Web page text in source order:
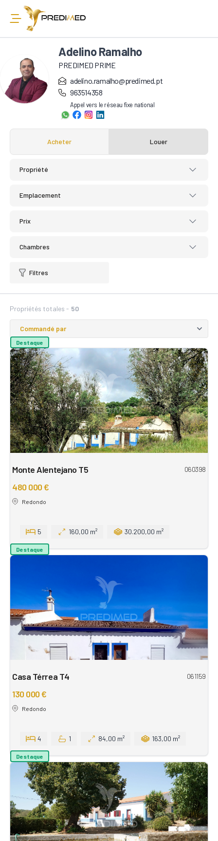
Adelino Ramalho
PREDIMED PRIME
adelino.ramalho@predimed.pt
963514358
Appel vers le réseau fixe national
Acheter Louer
Propriété
Emplacement
Prix
Chambres
Filtres
Propriétés totales - 50
Destaque
Monte Alentejano T5 060398
480 000 €
Redondo
5 160,00 m² 30.200,00 m²
Destaque
Casa Térrea T4 061159
130 000 €
Redondo
4 1 84,00 m² 163,00 m²
Destaque